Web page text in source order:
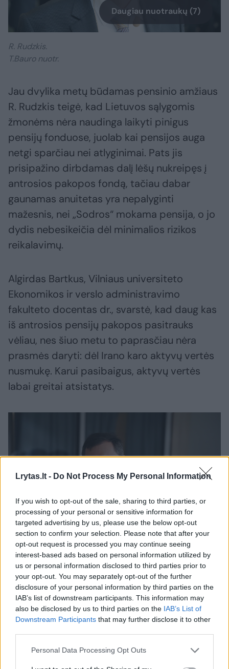
Lrytas.lt - Do Not Process My Personal Information
If you wish to opt-out of the sale, sharing to third parties, or
processing of your personal or sensitive information for
targeted advertising by us, please use the below opt-out
section to confirm your selection. Please note that after your
opt-out request is processed you may continue seeing
interest-based ads based on personal information utilized by
us or personal information disclosed to third parties prior to
your opt-out. You may separately opt-out of the further
disclosure of your personal information by third parties on the
IAB’s list of downstream participants. This information may
also be disclosed by us to third parties on the IAB’s List of
Downstream Participants that may further disclose it to other
Personal Data Processing Opt Outs
Daugiau nuotraukų (7)
R. Rudzkis.
T.Bauro nuotr.
Jau dvylika metų būdamas pensinio amžiaus
R. Rudzkis teigė, kad Lietuvos sąlygomis
žmonėms nėra naudinga laikyti pinigus
pensijų fonduose, juolab kai pensijos auga
netgi sparčiau nei atlyginimai. Pats jis
prisipažino dirbdamas dalį lėšų nukreipęs į
antrosios pakopos fondą, tačiau dabar
gaunamas anuitetas yra nepalyginti
mažesnis, nei „Sodros“ mokama pensija, o jo
dydis nebesikeičia dėl minimalios rizikos
reikalavimų.
Algirdas Bartkus, Vilniaus universiteto
Ekonomikos ir verslo administravimo
fakulteto docentas dr., svarstė, kad daug kas
iš antrosios pensijų pakopos pasitrauks
vėliau, nes šiuo metu to paprasčiau nėra
prasmės daryti: dėl Irano karo aktyvų vertės
nusmukę. Karui pasibaigus, aktyvų vertės
labai greitai atsistatys.
Daugiau nuotraukų (7)
A. Bartkus.
VU nuotr.
„Jei karo veiksmai užsitęs labai ilgai, pasaulis